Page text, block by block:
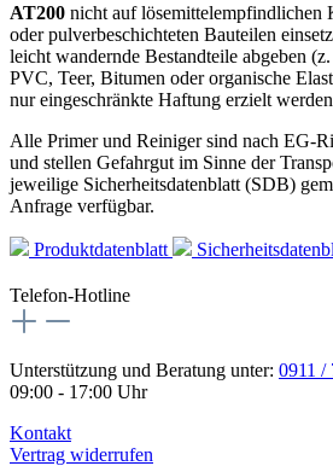
AT200 nicht auf lösemittelempfindlichen
oder pulverbeschichteten Bauteilen
leicht wandernde Bestandteile abgeben
PVC, Teer, Bitumen oder organische
nur eingeschränkte Haftung erzielt
Alle Primer und Reiniger sind nach EG-
und stellen Gefahrgut im Sinne der
jeweilige Sicherheitsdatenblatt (SDB)
Anfrage verfügbar.
Produktdatenblatt
Telefon-Hotline
Unterstützung und Beratung unter: 0911 /
09:00 - 17:00 Uhr
Kontakt
Vertrag widerrufen